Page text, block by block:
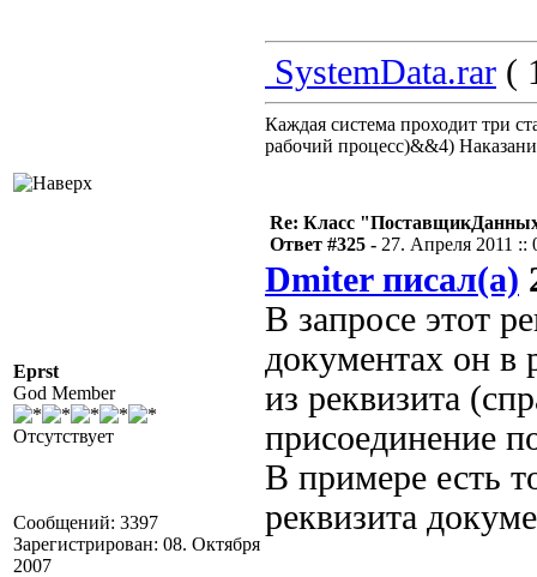
SystemData.rar (
Каждая система проходит три
рабочий процесс)&&4)
Eprst
God Member
Отсутствует
Сообщений: 3397
Зарегистрирован: 08. Октября
2007
Re: Класс
Ответ #325 - 27. Апреля 2011 ::
Dmiter писал(а)
В запросе этот
документах он в
из реквизита
присоединение
В примере есть
реквизита